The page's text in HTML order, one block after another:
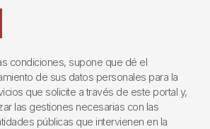
condiciones, supone que dé el
de sus datos personales para la
que solicite a través de este portal y,
las gestiones necesarias con las
públicas que intervienen en la